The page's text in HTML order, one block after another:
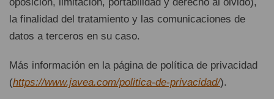
la finalidad del tratamiento y las comunicaciones de
datos a terceros en su caso.
Más información en la página de política de privacidad
(https://www.javea.com/politica-de-privacidad/).